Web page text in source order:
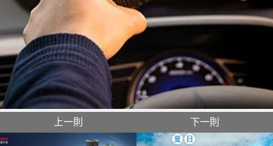
上一則 下一則